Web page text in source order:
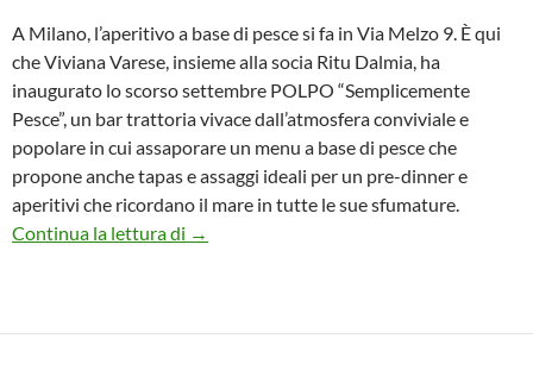
A Milano, l’aperitivo a base di pesce si fa in Via Melzo 9. È qui
che Viviana Varese, insieme alla socia Ritu Dalmia, ha
inaugurato lo scorso settembre POLPO “Semplicemente
Pesce”, un bar trattoria vivace dall’atmosfera conviviale e
popolare in cui assaporare un menu a base di pesce che
propone anche tapas e assaggi ideali per un pre-dinner e
aperitivi che ricordano il mare in tutte le sue sfumature.
Continua la lettura di A Milano, tapas e aperitivi
→